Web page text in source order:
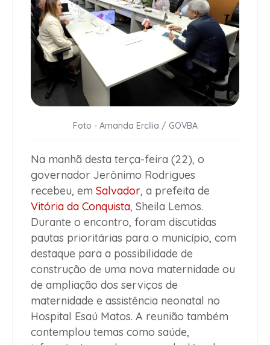
Foto - Amanda Ercília / GOVBA
Na manhã desta terça-feira (22), o
governador Jerônimo Rodrigues
recebeu, em Salvador, a prefeita de
Vitória da Conquista, Sheila Lemos.
Durante o encontro, foram discutidas
pautas prioritárias para o município, com
destaque para a possibilidade de
construção de uma nova maternidade ou
de ampliação dos serviços de
maternidade e assistência neonatal no
Hospital Esaú Matos. A reunião também
contemplou temas como saúde,